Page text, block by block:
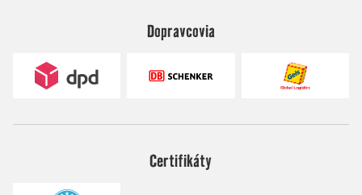
Dopravcovia
Certifikáty